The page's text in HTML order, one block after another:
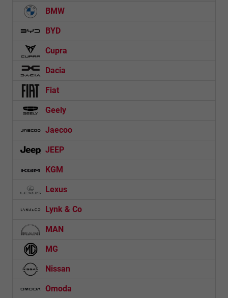
BMW
BYD
Cupra
Dacia
Fiat
Geely
Jaecoo
JEEP
KGM
Lexus
Lynk & Co
MAN
MG
Nissan
Omoda